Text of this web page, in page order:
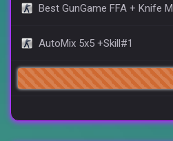
Best GunGame FFA + Knife MOD(+18)
AutoMix 5x5 +Skill#1